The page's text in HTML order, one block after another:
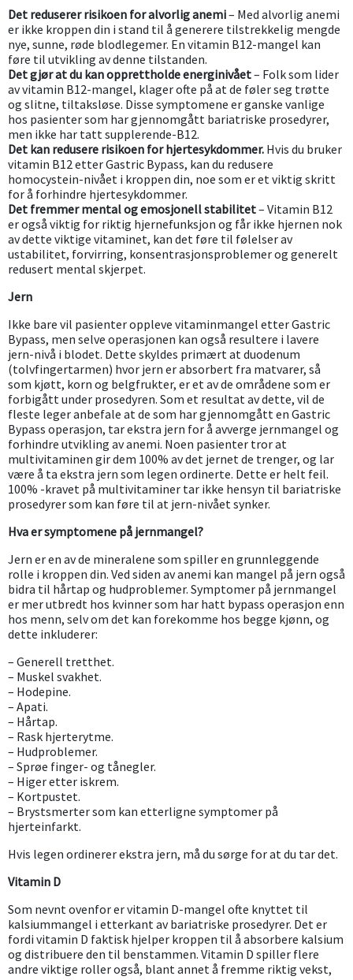
Det reduserer risikoen for alvorlig anemi– Med alvorlig anemi
er ikke kroppen din i stand til å generere tilstrekkelig mengde
nye, sunne, røde blodlegemer. En vitamin B12-mangel kan
føre til utvikling av denne tilstanden.
Det gjør at du kan opprettholde energinivået– Folk som lider
av vitamin B12-mangel, klager ofte på at de føler seg trøtte
og slitne, tiltaksløse. Disse symptomene er ganske vanlige
hos pasienter som har gjennomgått bariatriske prosedyrer,
men ikke har tatt supplerende-B12.
Det kan redusere risikoen for hjertesykdommer. Hvis du bruker
vitamin B12 etter Gastric Bypass, kan du redusere
homocystein-nivået i kroppen din, noe som er et viktig skritt
for å forhindre hjertesykdommer.
Det fremmer mental og emosjonell stabilitet– Vitamin B12
er også viktig for riktig hjernefunksjon og får ikke hjernen nok
av dette viktige vitaminet, kan det føre til følelser av
ustabilitet, forvirring, konsentrasjonsproblemer og generelt
redusert mental skjerpet.
Jern
Ikke bare vil pasienter oppleve vitaminmangel etter Gastric
Bypass, men selve operasjonen kan også resultere i lavere
jern-nivå i blodet. Dette skyldes primært at duodenum
(tolvfingertarmen) hvor jern er absorbert fra matvarer, så
som kjøtt, korn og belgfrukter, er et av de områdene som er
forbigått under prosedyren. Som et resultat av dette, vil de
fleste leger anbefale at de som har gjennomgått en Gastric
Bypass operasjon, tar ekstra jern for å avverge jernmangel og
forhindre utvikling av anemi. Noen pasienter tror at
multivitaminen gir dem 100% av det jernet de trenger, og lar
være å ta ekstra jern som legen ordinerte. Dette er helt feil.
100% -kravet på multivitaminer tar ikke hensyn til bariatriske
prosedyrer som kan føre til at jern-nivået synker.
Hva er symptomene på jernmangel?
Jern er en av de mineralene som spiller en grunnleggende
rolle i kroppen din. Ved siden av anemi kan mangel på jern også
bidra til hårtap og hudproblemer. Symptomer på jernmangel
er mer utbredt hos kvinner som har hatt bypass operasjon enn
hos menn, selv om det kan forekomme hos begge kjønn, og
dette inkluderer:
– Generell tretthet.
– Muskel svakhet.
– Hodepine.
– Apati.
– Hårtap.
– Rask hjerterytme.
– Hudproblemer.
– Sprøe finger- og tånegler.
– Higer etter iskrem.
– Kortpustet.
– Brystsmerter som kan etterligne symptomer på
hjerteinfarkt.
Hvis legen ordinerer ekstra jern, må du sørge for at du tar det.
Vitamin D
Som nevnt ovenfor er vitamin D-mangel ofte knyttet til
kalsiummangel i etterkant av bariatriske prosedyrer. Det er
fordi vitamin D faktisk hjelper kroppen til å absorbere kalsium
og distribuere den til benstammen. Vitamin D spiller flere
andre viktige roller også, blant annet å fremme riktig vekst,